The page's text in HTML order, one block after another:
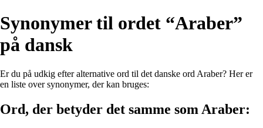
Synonymer til ordet “Araber”
på dansk
Er du på udkig efter alternative ord til det danske ord Araber? Her er
en liste over synonymer, der kan bruges:
Ord, der betyder det samme som Araber: